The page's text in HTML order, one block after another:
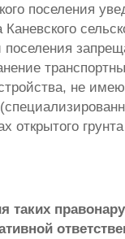
поселения
поселения
не
открытого
таких